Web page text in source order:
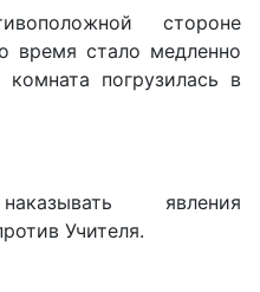
стороне
время стало медленно
комната погрузилась в
явления
Учителя.